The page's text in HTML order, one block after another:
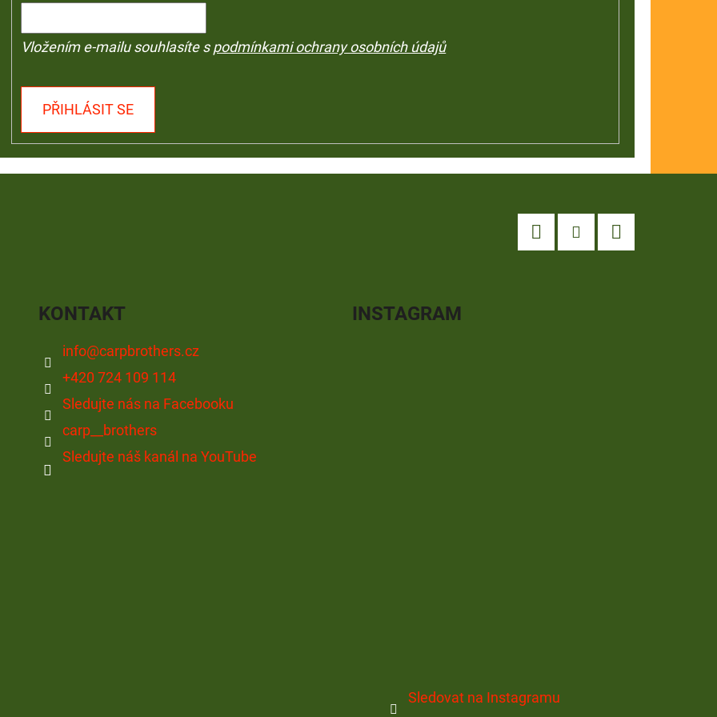
Vložením e-mailu souhlasíte spodmínkami ochrany osobních údajů
PŘIHLÁSIT SE
KONTAKT
info@carpbrothers.cz
+420 724 109 114
Sledujte nás na Facebooku
carp__brothers
Sledujte náš kanál na YouTube
INSTAGRAM
Sledovat na Instagramu